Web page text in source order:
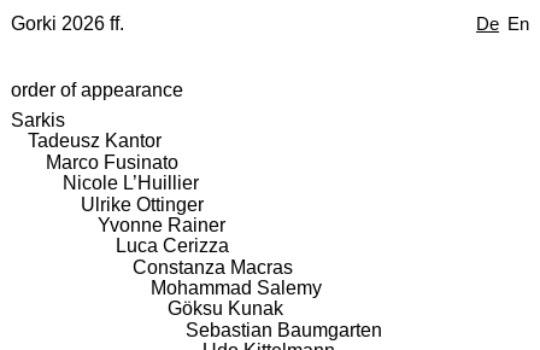
De En
Gorki 2026 ff.
order of appearance
Sarkis
Tadeusz Kantor
Marco Fusinato
Nicole L’Huillier
Ulrike Ottinger
Yvonne Rainer
Luca Cerizza
Constanza Macras
Mohammad Salemy
Göksu Kunak
Sebastian Baumgarten